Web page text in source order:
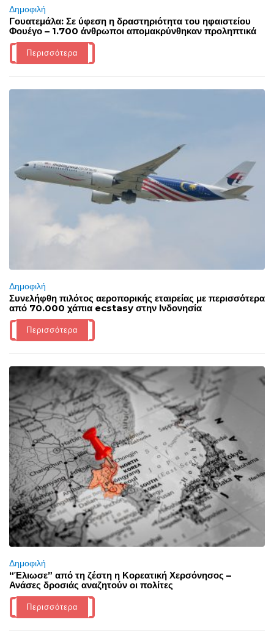
Δημοφιλή
Γουατεμάλα: Σε ύφεση η δραστηριότητα του ηφαιστείου
Φουέγο – 1.700 άνθρωποι απομακρύνθηκαν προληπτικά
Περισσότερα
Δημοφιλή
Συνελήφθη πιλότος αεροπορικής εταιρείας με περισσότερα
από 70.000 χάπια ecstasy στην Ινδονησία
Περισσότερα
Δημοφιλή
“Έλιωσε” από τη ζέστη η Κορεατική Χερσόνησος –
Ανάσες δροσιάς αναζητούν οι πολίτες
Περισσότερα